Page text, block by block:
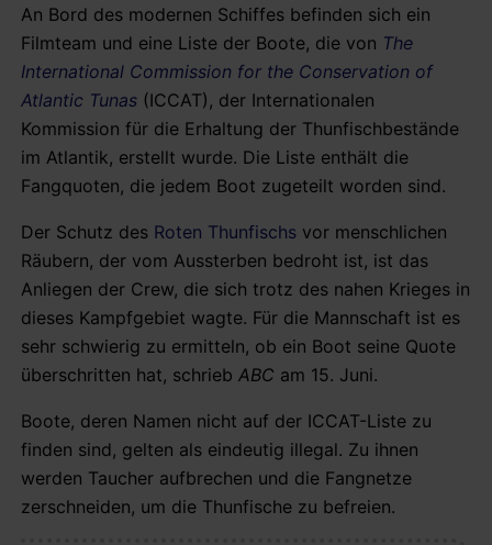
An Bord des modernen Schiffes befinden sich ein
Filmteam und eine Liste der Boote, die von The
International Commission for the Conservation of
Atlantic Tunas (ICCAT), der Internationalen
Kommission für die Erhaltung der Thunfischbestände
im Atlantik, erstellt wurde. Die Liste enthält die
Fangquoten, die jedem Boot zugeteilt worden sind.
Der Schutz des Roten Thunfischs vor menschlichen
Räubern, der vom Aussterben bedroht ist, ist das
Anliegen der Crew, die sich trotz des nahen Krieges in
dieses Kampfgebiet wagte. Für die Mannschaft ist es
sehr schwierig zu ermitteln, ob ein Boot seine Quote
überschritten hat, schrieb ABC am 15. Juni.
Boote, deren Namen nicht auf der ICCAT-Liste zu
finden sind, gelten als eindeutig illegal. Zu ihnen
werden Taucher aufbrechen und die Fangnetze
zerschneiden, um die Thunfische zu befreien.